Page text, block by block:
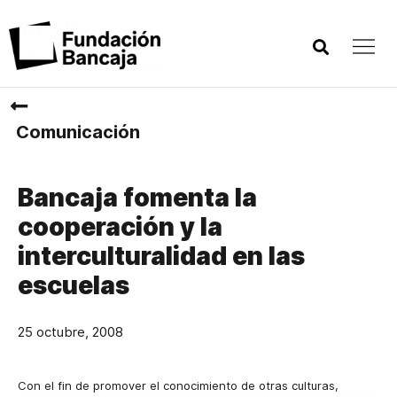
Comunicación
Bancaja fomenta la
cooperación y la
interculturalidad en las
escuelas
25 octubre, 2008
Con el fin de promover el conocimiento de otras culturas,